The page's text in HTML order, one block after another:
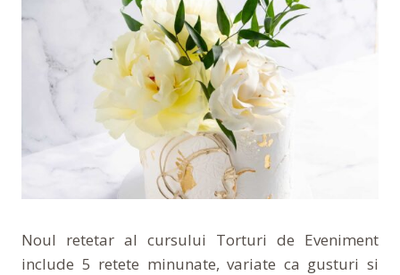
Noul retetar al cursului Torturi de Eveniment
include 5 retete minunate, variate ca gusturi si